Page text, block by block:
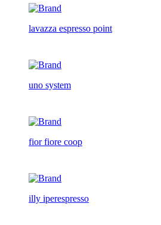
lavazza espresso point
uno system
fior fiore coop
illy iperespresso